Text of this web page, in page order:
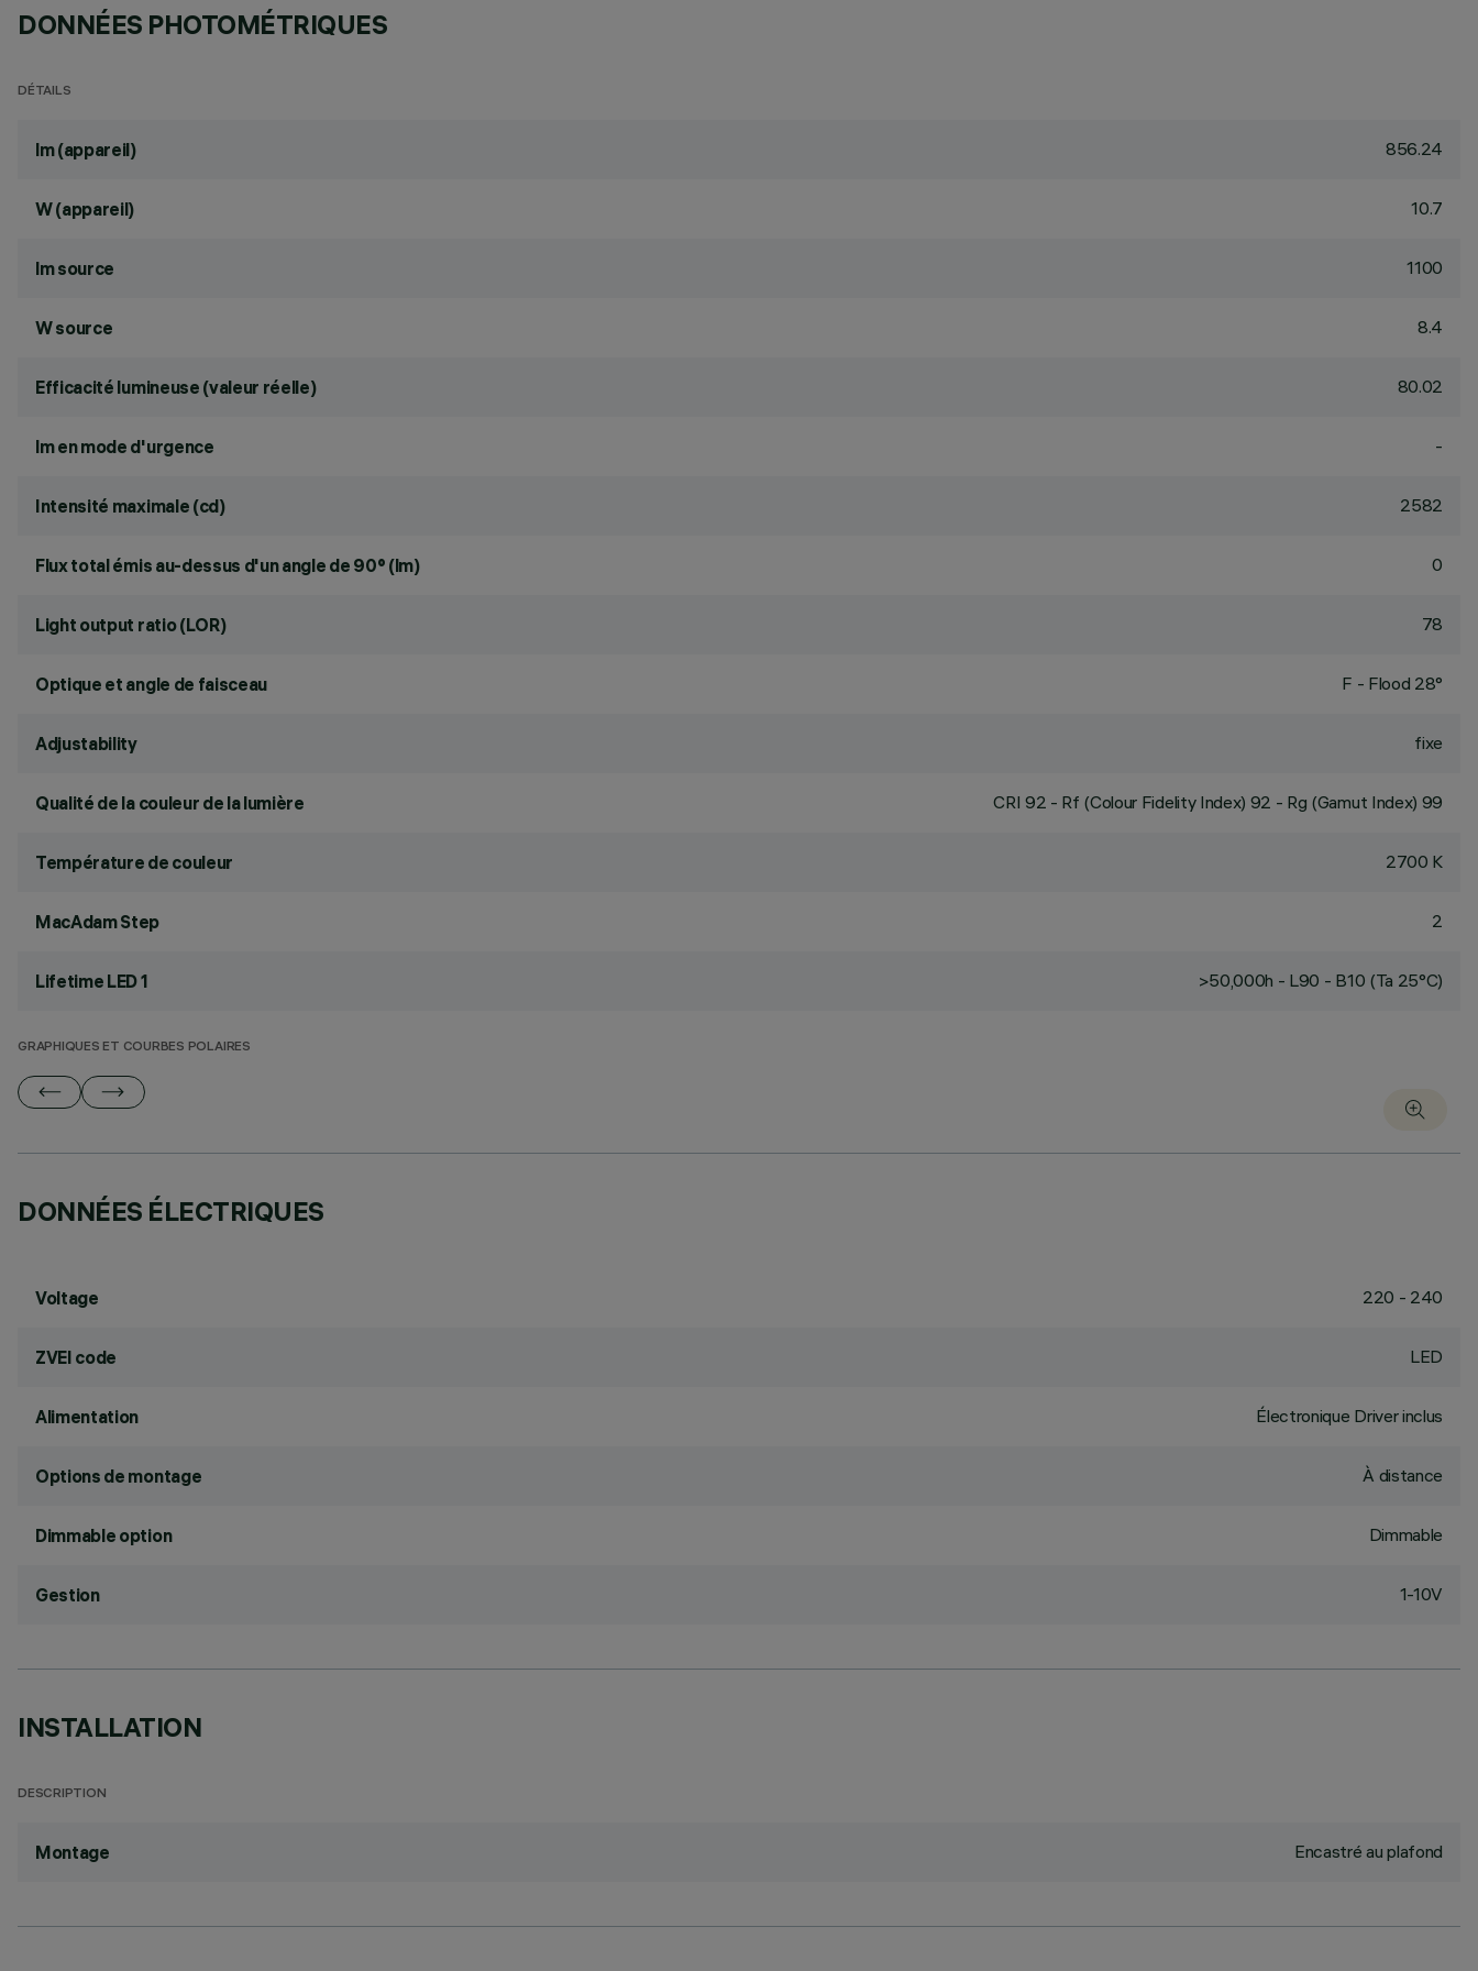
DONNÉES PHOTOMÉTRIQUES
DÉTAILS
lm (appareil) 856.24
W (appareil) 10.7
lm source 1100
W source 8.4
Efficacité lumineuse (valeur réelle) 80.02
lm en mode d'urgence -
Intensité maximale (cd) 2582
Flux total émis au-dessus d'un angle de 90° (lm) 0
Light output ratio (LOR) 78
Optique et angle de faisceau F - Flood 28°
Adjustability fixe
Qualité de la couleur de la lumière CRI 92 - Rf (Colour Fidelity Index) 92 - Rg (Gamut Index) 99
Température de couleur 2700 K
MacAdam Step 2
Lifetime LED 1 >50,000h - L90 - B10 (Ta 25°C)
GRAPHIQUES ET COURBES POLAIRES
DONNÉES ÉLECTRIQUES
Voltage 220 - 240
ZVEI code LED
Alimentation Électronique Driver inclus
Options de montage À distance
Dimmable option Dimmable
Gestion 1-10V
INSTALLATION
DESCRIPTION
Montage Encastré au plafond